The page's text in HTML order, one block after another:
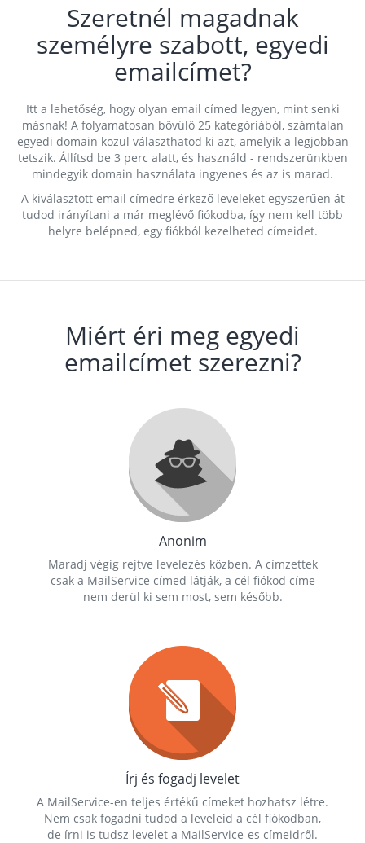
Szeretnél magadnak
személyre szabott, egyedi
emailcímet?
Itt a lehetőség, hogy olyan email címed legyen, mint senki
másnak! A folyamatosan bővülő 25 kategóriából, számtalan
egyedi domain közül választhatod ki azt, amelyik a legjobban
tetszik. Állítsd be 3 perc alatt, és használd - rendszerünkben
mindegyik domain használata ingyenes és az is marad.
A kiválasztott email címedre érkező leveleket egyszerűen át
tudod irányítani a már meglévő fiókodba, így nem kell több
helyre belépned, egy fiókból kezelheted címeidet.
Miért éri meg egyedi
emailcímet szerezni?
Anonim
Maradj végig rejtve levelezés közben. A címzettek
csak a MailService címed látják, a cél fiókod címe
nem derül ki sem most, sem később.
Írj és fogadj levelet
A MailService-en teljes értékű címeket hozhatsz létre.
Nem csak fogadni tudod a leveleid a cél fiókodban,
de írni is tudsz levelet a MailService-es címeidről.